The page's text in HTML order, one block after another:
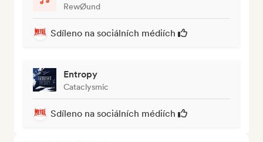
RewØund
Sdíleno na sociálních médiích
Entropy
Cataclysmic
Sdíleno na sociálních médiích